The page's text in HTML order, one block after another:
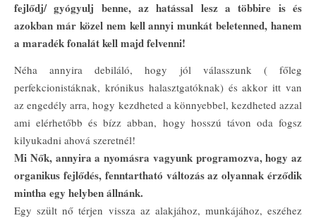
fejlődj/ gyógyulj benne, az hatással lesz a többire is és
azokban már közel nem kell annyi munkát beletenned, hanem
a maradék fonalát kell majd felvenni!
Néha annyira debiláló, hogy jól válasszunk ( főleg
perfekcionistáknak, krónikus halasztgatóknak) és akkor itt van
az engedély arra, hogy kezdheted a könnyebbel, kezdheted azzal
ami elérhetőbb és bízz abban, hogy hosszú távon oda fogsz
kilyukadni ahová szeretnél!
Mi Nők, annyira a nyomásra vagyunk programozva, hogy az
organikus fejlődés, fenntartható változás az olyannak érződik
mintha egy helyben állnánk.
Egy szült nő térjen vissza az alakjához, munkájához, eszéhez